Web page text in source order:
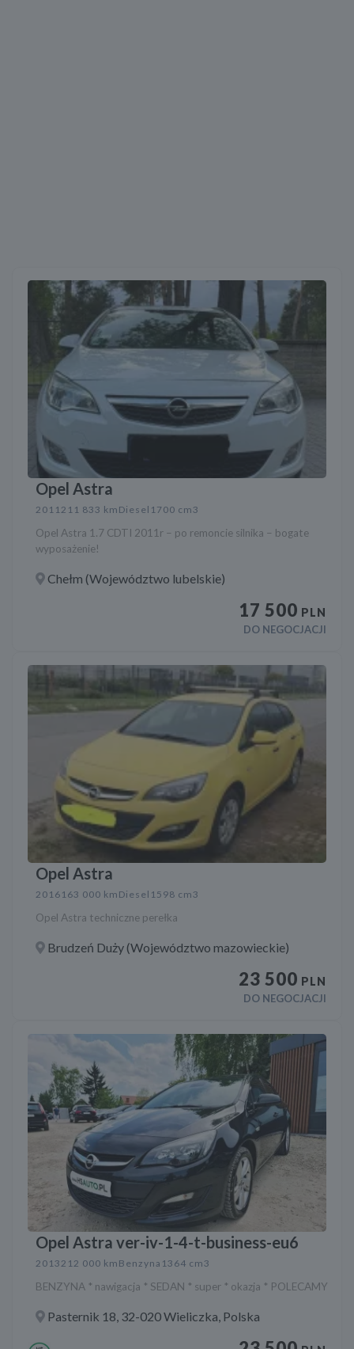
Opel Astra
2011211 833 km Diesel 1700 cm3
Opel Astra 1.7 CDTI 2011r – po remoncie silnika – bogate
wyposażenie!
Chełm (Województwo lubelskie)
17 500 PLN
DO NEGOCJACJI
Opel Astra
2016 163 000 km Diesel 1598 cm3
Opel Astra techniczne perełka
Brudzeń Duży (Województwo mazowieckie)
23 500 PLN
DO NEGOCJACJI
Opel Astra ver-iv-1-4-t-business-eu6
2013212 000 km Benzyna 1364 cm3
BENZYNA * nawigacja * SEDAN * super * okazja * POLECAMY
Pasternik 18, 32-020 Wieliczka, Polska